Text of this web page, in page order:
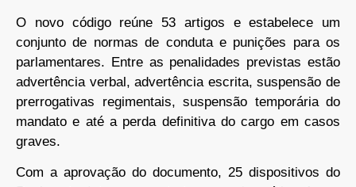
O novo código reúne 53 artigos e estabelece um
conjunto de normas de conduta e punições para os
parlamentares. Entre as penalidades previstas estão
advertência verbal, advertência escrita, suspensão de
prerrogativas regimentais, suspensão temporária do
mandato e até a perda definitiva do cargo em casos
graves.
Com a aprovação do documento, 25 dispositivos do